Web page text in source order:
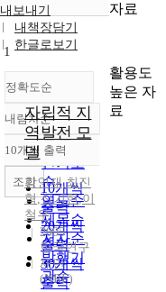
내보내기
내책장담기
한글로보기
정확도순
정확도
순
인기도
순
연도순
제목순
저자순
발행기
관순
내림차순
내림차순
10개씩 출력
10개씩
출력
20개씩
출력
30개씩
출력
조회
1
자립적 지
역발전 모
델
강인재,최진
혁,신기현,이
철우
2005
한국연구
재단
(NRF)
자료
활용도
높은 자
료